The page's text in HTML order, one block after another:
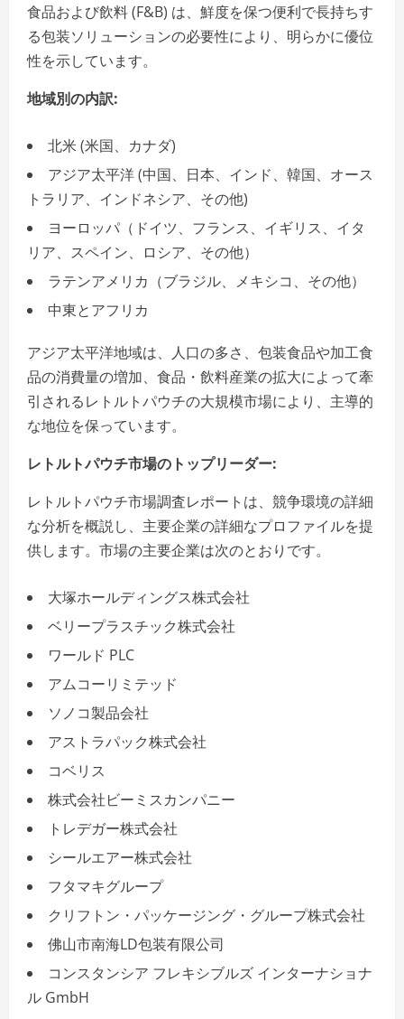
食品および飲料 (F&B) は、鮮度を保つ便利で長持ちす
る包装ソリューションの必要性により、明らかに優位
性を示しています。
地域別の内訳:
北米 (米国、カナダ)
アジア太平洋 (中国、日本、インド、韓国、オース
トラリア、インドネシア、その他)
ヨーロッパ（ドイツ、フランス、イギリス、イタ
リア、スペイン、ロシア、その他）
ラテンアメリカ（ブラジル、メキシコ、その他）
中東とアフリカ
アジア太平洋地域は、人口の多さ、包装食品や加工食
品の消費量の増加、食品・飲料産業の拡大によって牽
引されるレトルトパウチの大規模市場により、主導的
な地位を保っています。
レトルトパウチ市場のトップリーダー:
レトルトパウチ市場調査レポートは、競争環境の詳細
な分析を概説し、主要企業の詳細なプロファイルを提
供します。市場の主要企業は次のとおりです。
大塚ホールディングス株式会社
ベリープラスチック株式会社
ワールド PLC
アムコーリミテッド
ソノコ製品会社
アストラパック株式会社
コベリス
株式会社ビーミスカンパニー
トレデガー株式会社
シールエアー株式会社
フタマキグループ
クリフトン・パッケージング・グループ株式会社
佛山市南海LD包装有限公司
コンスタンシア フレキシブルズ インターナショナ
ル GmbH